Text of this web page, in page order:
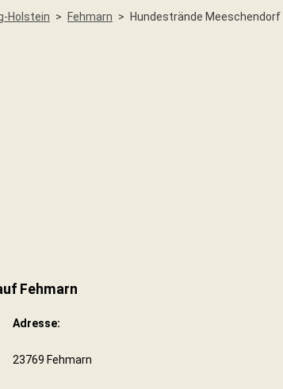
Holstein Fehmarn Hundestrände Meeschendorf
Fehmarn
Adresse:
23769 Fehmarn